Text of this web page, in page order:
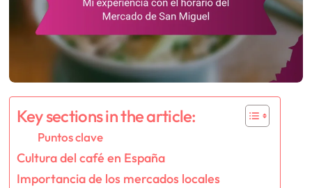
Key sections in the article:
Puntos clave
Cultura del café en España
Importancia de los mercados locales